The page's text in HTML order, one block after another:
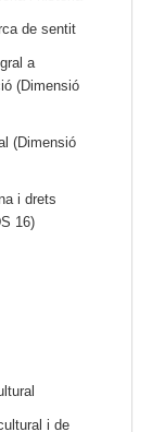
de sentit
a
(Dimensió
(Dimensió
i drets
16)
i de